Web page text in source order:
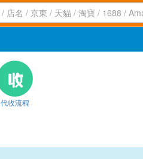
代收流程